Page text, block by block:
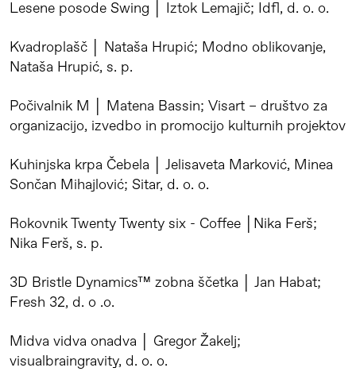
Lesene posode Swing │ Iztok Lemajič; Idfl, d. o. o.
Kvadroplašč │ Nataša Hrupić; Modno oblikovanje,
Nataša Hrupić, s. p.
Počivalnik M │ Matena Bassin; Visart – društvo za
organizacijo, izvedbo in promocijo kulturnih projektov
Kuhinjska krpa Čebela │ Jelisaveta Marković, Minea
Sončan Mihajlović; Sitar, d. o. o.
Rokovnik Twenty Twenty six - Coffee │Nika Ferš;
Nika Ferš, s. p.
3D Bristle Dynamics™ zobna ščetka │ Jan Habat;
Fresh 32, d. o .o.
Midva vidva onadva │ Gregor Žakelj;
visualbraingravity, d. o. o.